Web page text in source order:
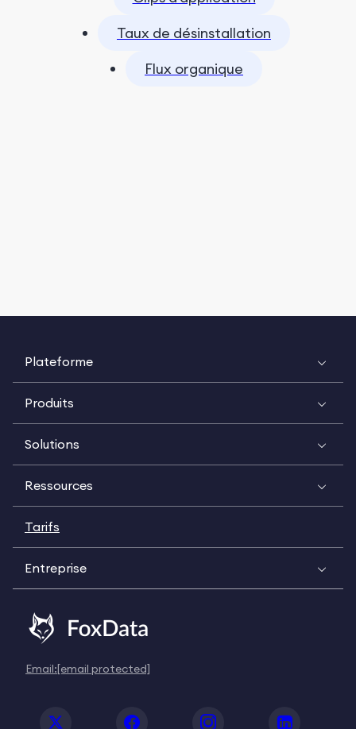
Taux de désinstallation
Flux organique
Plateforme
Produits
Solutions
Ressources
Tarifs
Entreprise
Email:[email protected]